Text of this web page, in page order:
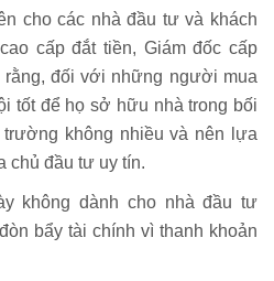
cho các nhà đầu tư và khách
cấp đắt tiền, Giám đốc cấp
đối với những người mua
tốt để họ sở hữu nhà trong bối
không nhiều và nên lựa
chủ đầu tư uy tín.
không dành cho nhà đầu tư
bẩy tài chính vì thanh khoản